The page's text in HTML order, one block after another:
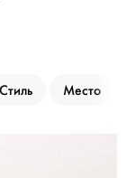
Стиль Место